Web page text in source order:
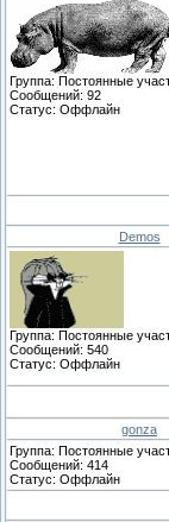
Группа: Постоянные
Сообщений: 92
Статус: Оффлайн
Demos
Группа: Постоянные
Сообщений: 540
Статус: Оффлайн
gonza
Группа: Постоянные
Сообщений: 414
Статус: Оффлайн